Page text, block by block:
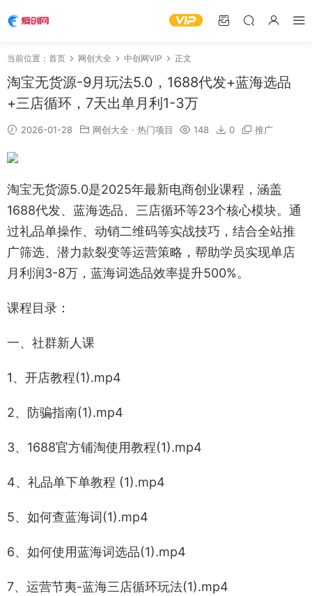
当前位置： 首页 网创大全 中创网VIP 正文
淘宝无货源-9月玩法5.0，1688代发+蓝海选品
+三店循环，7天出单月利1-3万
2026-01-28 网创大全 · 热门项目 148 0 推广
淘宝无货源5.0是2025年最新电商创业课程，涵盖
1688代发、蓝海选品、三店循环等23个核心模块。通
过礼品单操作、动销二维码等实战技巧，结合全站推
广筛选、潜力款裂变等运营策略，帮助学员实现单店
月利润3-8万，蓝海词选品效率提升500%。
课程目录：
一、社群新人课
1、开店教程(1).mp4
2、防骗指南(1).mp4
3、1688官方铺淘使用教程(1).mp4
4、礼品单下单教程 (1).mp4
5、如何查蓝海词(1).mp4
6、如何使用蓝海词选品(1).mp4
7、运营节夷-蓝海三店循环玩法(1).mp4